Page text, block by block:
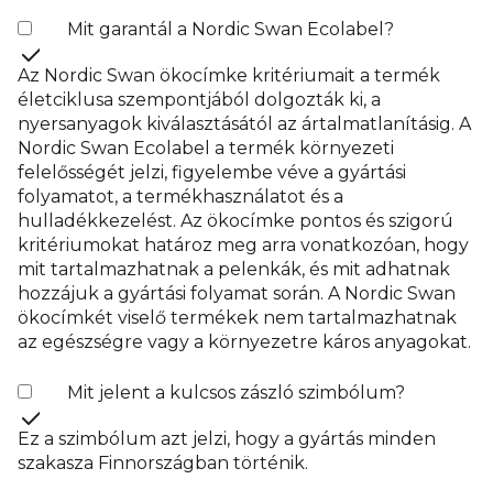
Mit garantál a Nordic Swan Ecolabel?
Az Nordic Swan ökocímke kritériumait a termék
életciklusa szempontjából dolgozták ki, a
nyersanyagok kiválasztásától az ártalmatlanításig. A
Nordic Swan Ecolabel a termék környezeti
felelősségét jelzi, figyelembe véve a gyártási
folyamatot, a termékhasználatot és a
hulladékkezelést. Az ökocímke pontos és szigorú
kritériumokat határoz meg arra vonatkozóan, hogy
mit tartalmazhatnak a pelenkák, és mit adhatnak
hozzájuk a gyártási folyamat során. A Nordic Swan
ökocímkét viselő termékek nem tartalmazhatnak
az egészségre vagy a környezetre káros anyagokat.
Mit jelent a kulcsos zászló szimbólum?
Ez a szimbólum azt jelzi, hogy a gyártás minden
szakasza Finnországban történik.